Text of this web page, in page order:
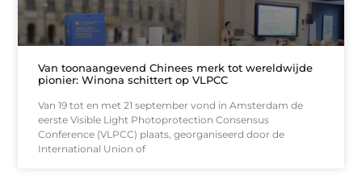
Van toonaangevend Chinees merk tot wereldwijde
pionier: Winona schittert op VLPCC
Van 19 tot en met 21 september vond in Amsterdam de
eerste Visible Light Photoprotection Consensus
Conference (VLPCC) plaats, georganiseerd door de
International Union of